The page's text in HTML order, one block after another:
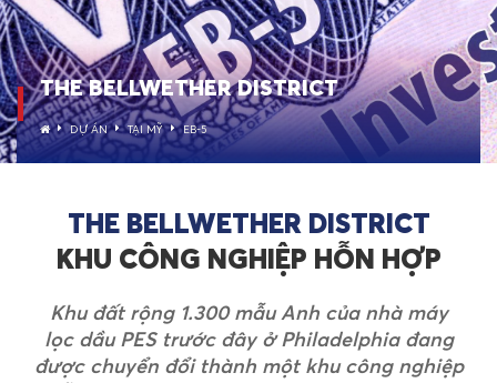
THE BELLWETHER DISTRICT
DỰ ÁN TẠI MỸ EB-5
THE BELLWETHER DISTRICT
KHU CÔNG NGHIỆP HỖN HỢP
Khu đất rộng 1.300 mẫu Anh của nhà máy
lọc dầu PES trước đây ở Philadelphia đang
được chuyển đổi thành một khu công nghiệp